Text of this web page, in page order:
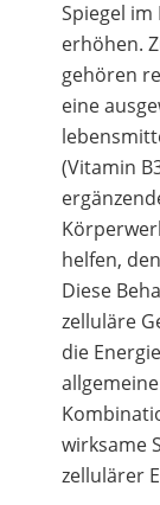
Spiegel
erhöhen.
gehören
eine
(Vitamin
helfen,
Diese
zelluläre
die
wirksame
zellulärer